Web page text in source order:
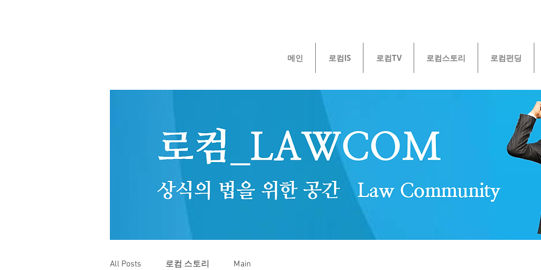
메인 로컴IS 로컴TV 로컴스토리 로컴펀딩
All Posts 로컴 스토리 Main